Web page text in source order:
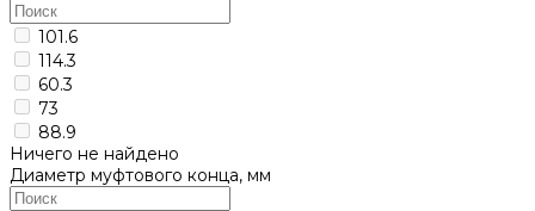
101.6
114.3
60.3
73
88.9
Ничего не найдено
Диаметр муфтового конца, мм